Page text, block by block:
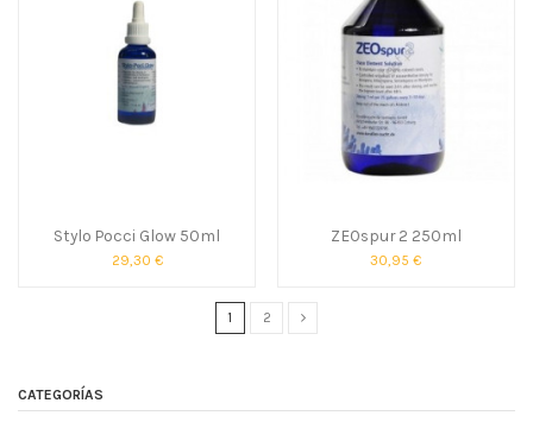
Stylo Pocci Glow 50ml
29,30 €
ZEOspur 2 250ml
30,95 €
1 2
CATEGORÍAS